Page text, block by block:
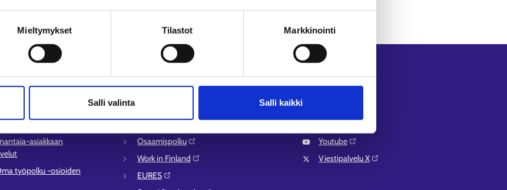
Mieltymykset Tilastot Markkinointi
Salli valinta Salli kaikki
yhteystiedot
asiakkaan
työpolku -osioiden
KEHA-keskus⁠
Osaamispolku⁠
Work in Finland⁠
EURES⁠
Youtube⁠
Viestipalvelu X⁠